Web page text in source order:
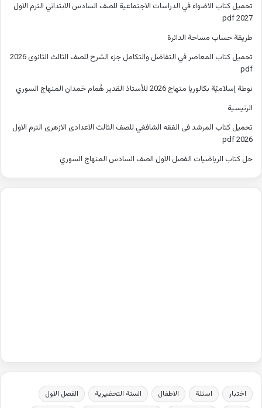
تحميل كتاب الاضواء في الدراسات الاجتماعية للصف السادس الابتدائي الترم الاول
2027 pdf
طريقة حساب مساحة الدائرة
تحميل كتاب المعاصر في التفاضل والتكامل جزء الشرح للصف الثالث الثانوى 2026
pdf
نوطة إسلاميّة بكالوريا منهاج 2026 للأستاذ القدير هُمام حَمدان المنهاج السوري
الرئيسية
تحميل كتاب المرشد فى الفقه الشافغي للصف الثالث الاعدادى الازهرى الترم الاول
2026 pdf
حل كتاب الرياضيات الفصل الاول الصف السادس المنهاج السوري
اختبار اسئلة الاطفال السنة التحضيرية
الفصل الاول